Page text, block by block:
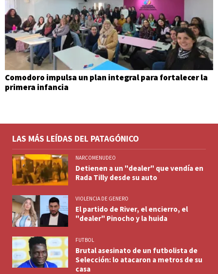
Comodoro impulsa un plan integral para fortalecer la
primera infancia
LAS MÁS LEÍDAS DEL PATAGÓNICO
NARCOMENUDEO
Detienen a un "dealer" que vendía en
Rada Tilly desde su auto
VIOLENCIA DE GENERO
El partido de River, el encierro, el
"dealer" Pinocho y la huida
FUTBOL
Brutal asesinato de un futbolista de
Selección: lo atacaron a metros de su
casa